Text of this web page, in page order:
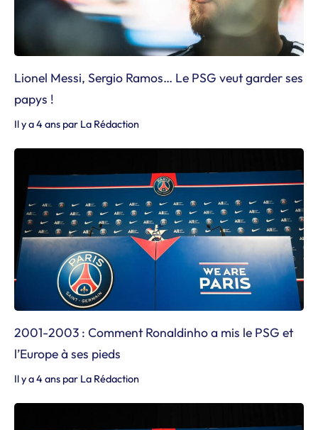
Lionel Messi, Sergio Ramos… Le PSG veut garder ses
papys !
Il y a 4 ans par La Rédaction
2001-2003 : Comment Ronaldinho a mis le PSG et
l’Europe à ses pieds
Il y a 4 ans par La Rédaction